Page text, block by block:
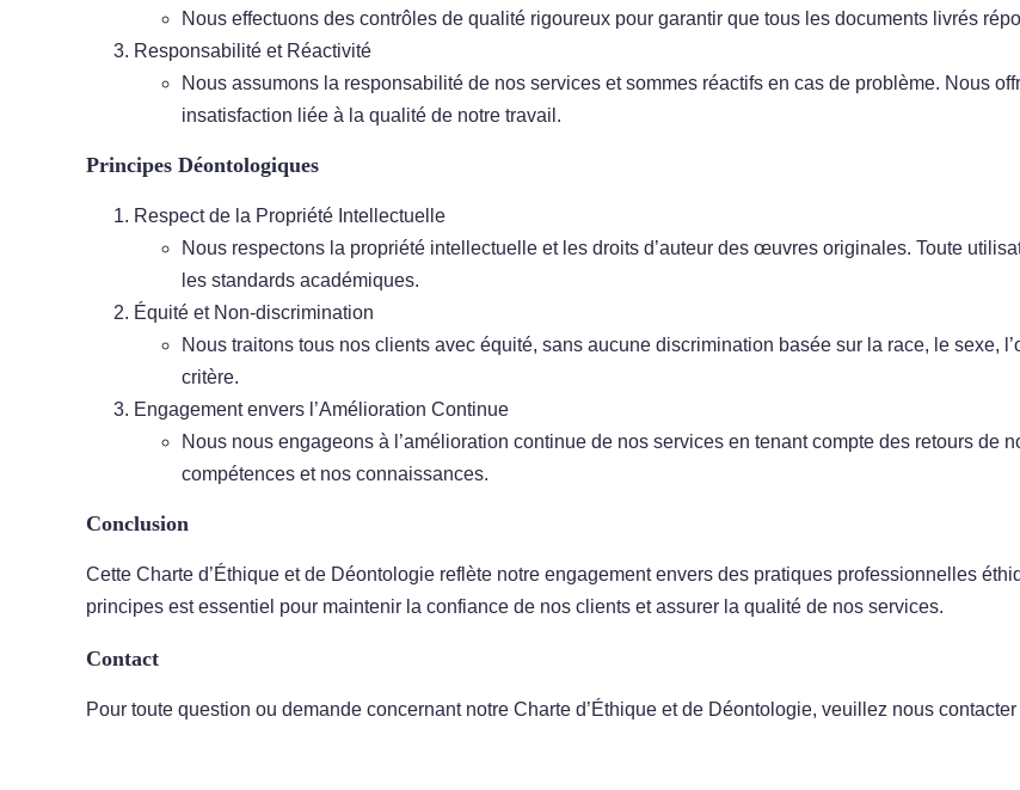
Nous effectuons des contrôles de qualité rigoureux pour garantir que tous les documents livrés
Responsabilité et Réactivité
Nous assumons la responsabilité de nos services et sommes réactifs en cas de problème. Nous
insatisfaction liée à la qualité de notre travail.
Principes Déontologiques
Respect de la Propriété Intellectuelle
Nous respectons la propriété intellectuelle et les droits d’auteur des œuvres originales. Toute
les standards académiques.
Équité et Non-discrimination
Nous traitons tous nos clients avec équité, sans aucune discrimination basée sur la race, le sexe,
critère.
Engagement envers l’Amélioration Continue
Nous nous engageons à l’amélioration continue de nos services en tenant compte des retours de
compétences et nos connaissances.
Conclusion
Cette Charte d’Éthique et de Déontologie reflète notre engagement envers des pratiques professionnelles
principes est essentiel pour maintenir la confiance de nos clients et assurer la qualité de nos services.
Contact
Pour toute question ou demande concernant notre Charte d’Éthique et de Déontologie, veuillez nous contacter